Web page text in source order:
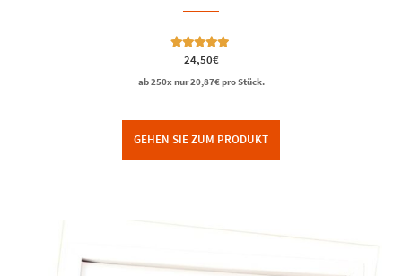
Bewertet mit
5.00
von 5
24,50€
ab 250x nur20,87€pro Stück.
GEHEN SIE ZUM PRODUKT